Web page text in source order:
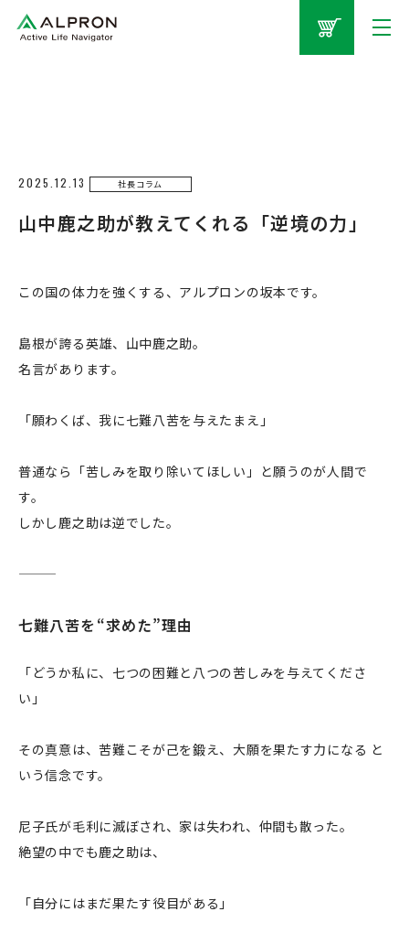
2025.12.13 社長コラム
山中鹿之助が教えてくれる「逆境の力」
この国の体力を強くする、アルプロンの坂本です。
島根が誇る英雄、山中鹿之助。
名言があります。
「願わくば、我に七難八苦を与えたまえ」
普通なら「苦しみを取り除いてほしい」と願うのが人間で
す。
しかし鹿之助は逆でした。
七難八苦を“求めた”理由
「どうか私に、七つの困難と八つの苦しみを与えてくださ
い」
その真意は、苦難こそが己を鍛え、大願を果たす力になる と
いう信念です。
尼子氏が毛利に滅ぼされ、家は失われ、仲間も散った。
絶望の中でも鹿之助は、
「自分にはまだ果たす役目がある」